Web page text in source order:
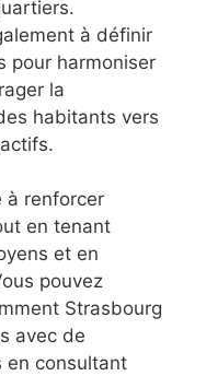
à définir
pour harmoniser
la
habitants vers
à renforcer
en tenant
et en
pouvez
Strasbourg
avec de
en consultant